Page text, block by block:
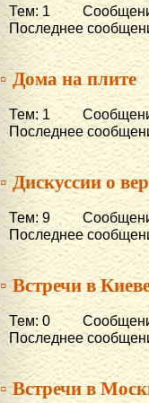
Тем: 1
Последнее
▫ Дома на плите
Тем: 1
Последнее
▫ Дискуссии о
Тем: 9
Последнее
▫ Встречи в
Тем: 0
Последнее
▫ Встречи в